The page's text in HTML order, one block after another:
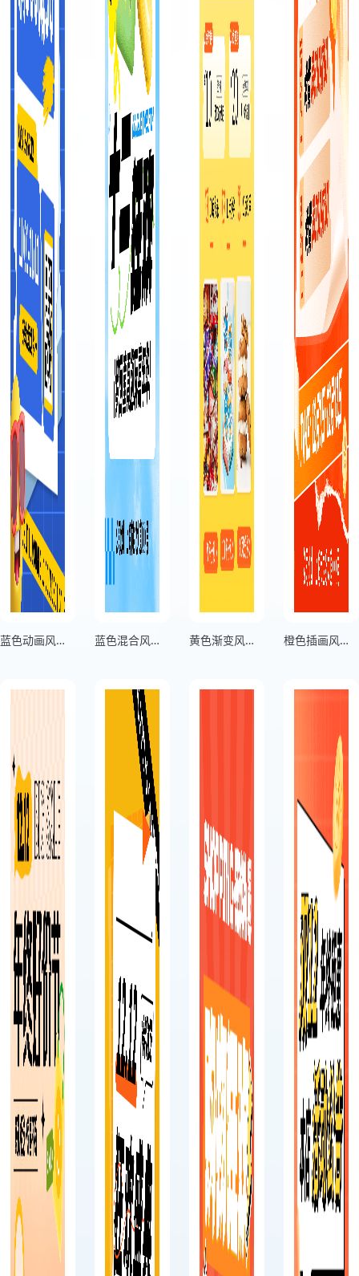
蓝色动画风双十一电商购物节海报 蓝色混合风格十二狂欢梦回童真趣玩嘉年华竖版双十二购物节海报 黄色渐变风购物狂欢双十一电商海报 橙色插画风格12.12宠粉狂欢节竖版双十二购物节海报